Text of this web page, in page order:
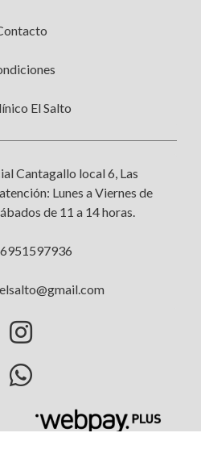
El Salto
Cantagallo local 6, Las
Lunes a Viernes de
de 11 a 14 horas.